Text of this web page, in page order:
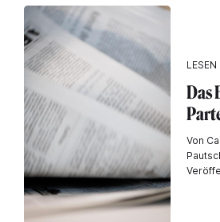
LESEN
Das
Von